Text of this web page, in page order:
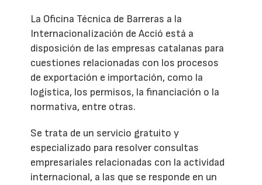
La Oficina Técnica de Barreras a la
Internacionalización de Acció está a
disposición de las empresas catalanas para
cuestiones relacionadas con los procesos
de exportación e importación, como la
logística, los permisos, la financiación o la
normativa, entre otras.
Se trata de un servicio gratuito y
especializado para resolver consultas
empresariales relacionadas con la actividad
internacional, a las que se responde en un